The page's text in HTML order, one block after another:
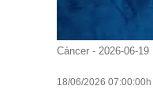
Cáncer - 2026-06-19 |
18/06/2026 07:00:00h